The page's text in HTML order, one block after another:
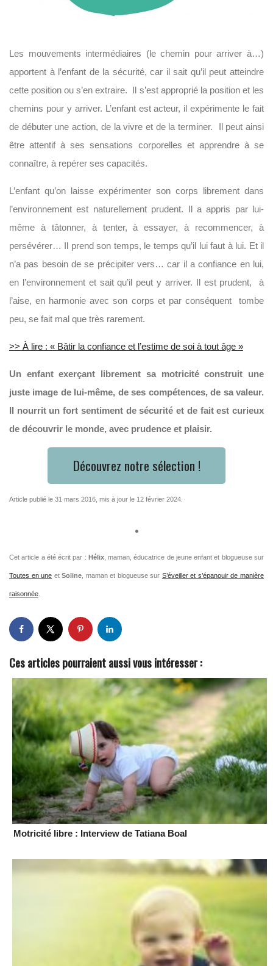
Les mouvements intermédiaires (le chemin pour arriver à…)
apportent à l’enfant de la sécurité, car il sait qu’il peut atteindre
cette position ou s’en extraire. Il s’est approprié la position et les
chemins pour y arriver. L’enfant est acteur, il expérimente le fait
de débuter une action, de la vivre et de la terminer. Il peut ainsi
être attentif à ses sensations corporelles et apprendre à se
connaître, à repérer ses capacités.
L’enfant qu’on laisse expérimenter son corps librement dans
l’environnement est naturellement prudent. Il a appris par lui-
même à tâtonner, à tenter, à essayer, à recommencer, à
persévérer… Il prend son temps, le temps qu’il lui faut à lui. Et il
n’a pas besoin de se précipiter vers… car il a confiance en lui,
en l’environnement et sait qu’il peut y arriver. Il est prudent, à
l’aise, en harmonie avec son corps et par conséquent tombe
peu, se fait mal que très rarement.
>> À lire : « Bâtir la confiance et l’estime de soi à tout âge »
Un enfant exerçant librement sa motricité construit une
juste image de lui-même, de ses compétences, de sa valeur.
Il nourrit un fort sentiment de sécurité et de fait est curieux
de découvrir le monde, avec prudence et plaisir.
Découvrez notre sélection !
Article publié le 31 mars 2016, mis à jour le 12 février 2024.
Cet article a été écrit par : Hélix, maman, éducatrice de jeune enfant et blogueuse sur
Toutes en une etSoline , maman et blogueuse sur S’éveiller et s’épanouir de manière
raisonnée
Ces articles pourraient aussi vous intéresser :
Motricité libre : Interview de Tatiana Boal